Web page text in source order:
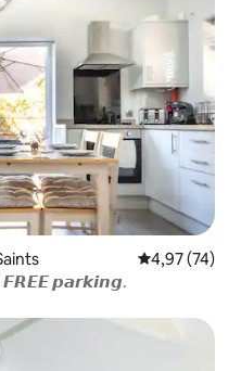
Évaluation
4,97 (74)
𝙁𝙍𝙀𝙀 𝙥𝙖𝙧𝙠𝙞𝙣𝙜.
appréciés